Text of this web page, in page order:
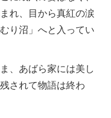
れ、目から真紅の涙
り沼」へと入ってい
、あばら家には美し
されて物語は終わ